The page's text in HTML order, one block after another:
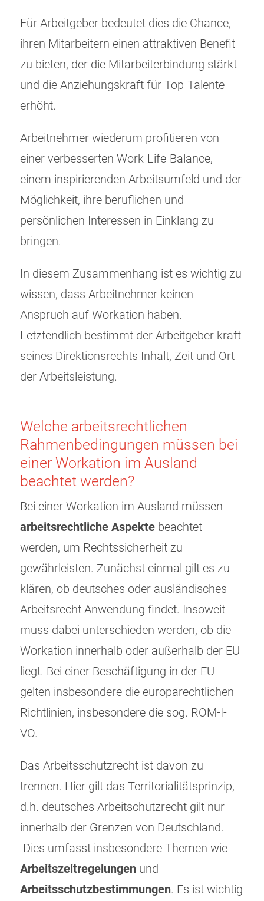
Für Arbeitgeber bedeutet dies die Chance,
ihren Mitarbeitern einen attraktiven Benefit
zu bieten, der die Mitarbeiterbindung stärkt
und die Anziehungskraft für Top-Talente
erhöht.
Arbeitnehmer wiederum profitieren von
einer verbesserten Work-Life-Balance,
einem inspirierenden Arbeitsumfeld und der
Möglichkeit, ihre beruflichen und
persönlichen Interessen in Einklang zu
bringen.
In diesem Zusammenhang ist es wichtig zu
wissen, dass Arbeitnehmer keinen
Anspruch auf Workation haben.
Letztendlich bestimmt der Arbeitgeber kraft
seines Direktionsrechts Inhalt, Zeit und Ort
der Arbeitsleistung.
Welche arbeitsrechtlichen
Rahmenbedingungen müssen bei
einer Workation im Ausland
beachtet werden?
Bei einer Workation im Ausland müssen
arbeitsrechtliche Aspekte beachtet
werden, um Rechtssicherheit zu
gewährleisten. Zunächst einmal gilt es zu
klären, ob deutsches oder ausländisches
Arbeitsrecht Anwendung findet. Insoweit
muss dabei unterschieden werden, ob die
Workation innerhalb oder außerhalb der EU
liegt. Bei einer Beschäftigung in der EU
gelten insbesondere die europarechtlichen
Richtlinien, insbesondere die sog. ROM-I-
VO.
Das Arbeitsschutzrecht ist davon zu
trennen. Hier gilt das Territorialitätsprinzip,
d.h. deutsches Arbeitschutzrecht gilt nur
innerhalb der Grenzen von Deutschland.
Dies umfasst insbesondere Themen wie
Arbeitszeitregelungen und
Arbeitsschutzbestimmungen. Es ist wichtig